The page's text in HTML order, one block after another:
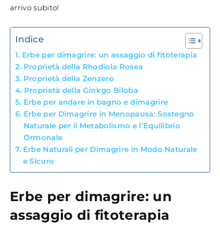
arrivo subito!
Indice
Erbe per dimagrire: un assaggio di fitoterapia
Proprietà della Rhodiola Rosea
Proprietà della Zenzero
Proprietà della Ginkgo Biloba
Erbe per andare in bagno e dimagrire
Erbe per Dimagrire in Menopausa: Sostegno
Naturale per il Metabolismo e l’Equilibrio
Ormonale
Erbe Naturali per Dimagrire in Modo Naturale
e Sicuro
Erbe per dimagrire: un
assaggio di fitoterapia